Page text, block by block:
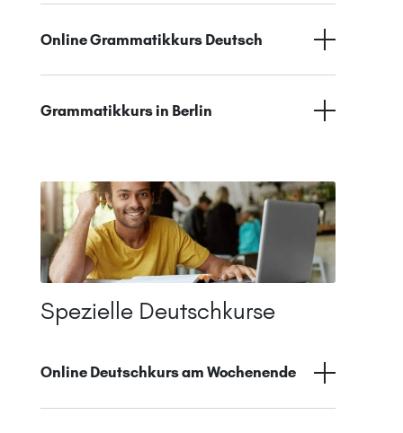
Online Grammatikkurs Deutsch
Grammatikkurs in Berlin
Spezielle Deutschkurse
Online Deutschkurs am Wochenende